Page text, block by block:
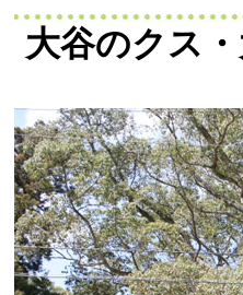
大谷のクス